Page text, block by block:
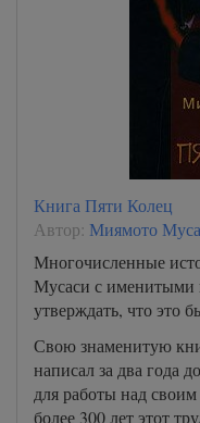
Книга Пяти Колец
Автор: Миямото
Многочисленные
Мусаси с именитыми
утверждать, что это
Свою знаменитую
написал за два года
для работы над
более 300 лет этот